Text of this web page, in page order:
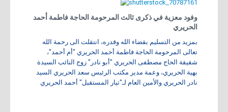
وفود معزية في ذكرى ثالث المرحومة الحاجة فاطمة أحمد
الحريري
بمزيد من التسليم بقضاء الله وقدره، انتقلت الى رحمة الله
تعالى المرحومة الحاجة فاطمة أحمد الحريري "أم أحمد"،
شقيقة الحاج مصطفى الحريري "أبو نادر" زوج النائب السيدة
بهية الحريري، وعمة مدير مكتب الرئيس سعد الحريري السيد
نادر الحريري والأمين العام لـ"تيار المستقبل" أحمد الحريري